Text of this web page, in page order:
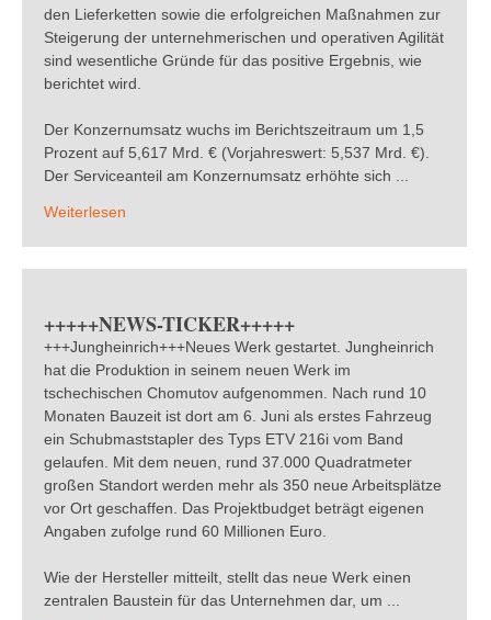
den Lieferketten sowie die erfolgreichen Maßnahmen zur
Steigerung der unternehmerischen und operativen Agilität
sind wesentliche Gründe für das positive Ergebnis, wie
berichtet wird.
Der Konzernumsatz wuchs im Berichtszeitraum um 1,5
Prozent auf 5,617 Mrd. € (Vorjahreswert: 5,537 Mrd. €).
Der Serviceanteil am Konzernumsatz erhöhte sich ...
Weiterlesen
+++++NEWS-TICKER+++++
+++Jungheinrich+++Neues Werk gestartet. Jungheinrich
hat die Produktion in seinem neuen Werk im
tschechischen Chomutov aufgenommen. Nach rund 10
Monaten Bauzeit ist dort am 6. Juni als erstes Fahrzeug
ein Schubmaststapler des Typs ETV 216i vom Band
gelaufen. Mit dem neuen, rund 37.000 Quadratmeter
großen Standort werden mehr als 350 neue Arbeitsplätze
vor Ort geschaffen. Das Projektbudget beträgt eigenen
Angaben zufolge rund 60 Millionen Euro.
Wie der Hersteller mitteilt, stellt das neue Werk einen
zentralen Baustein für das Unternehmen dar, um ...